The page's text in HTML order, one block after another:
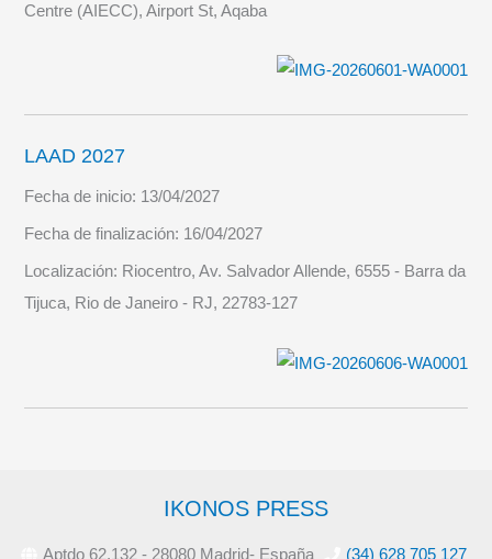
Centre (AIECC), Airport St, Aqaba
LAAD 2027
Fecha de inicio: 13/04/2027
Fecha de finalización: 16/04/2027
Localización: Riocentro, Av. Salvador Allende, 6555 - Barra da
Tijuca, Rio de Janeiro - RJ, 22783-127
IKONOS PRESS
Aptdo 62.132 - 28080 Madrid- España (34) 628 705 127